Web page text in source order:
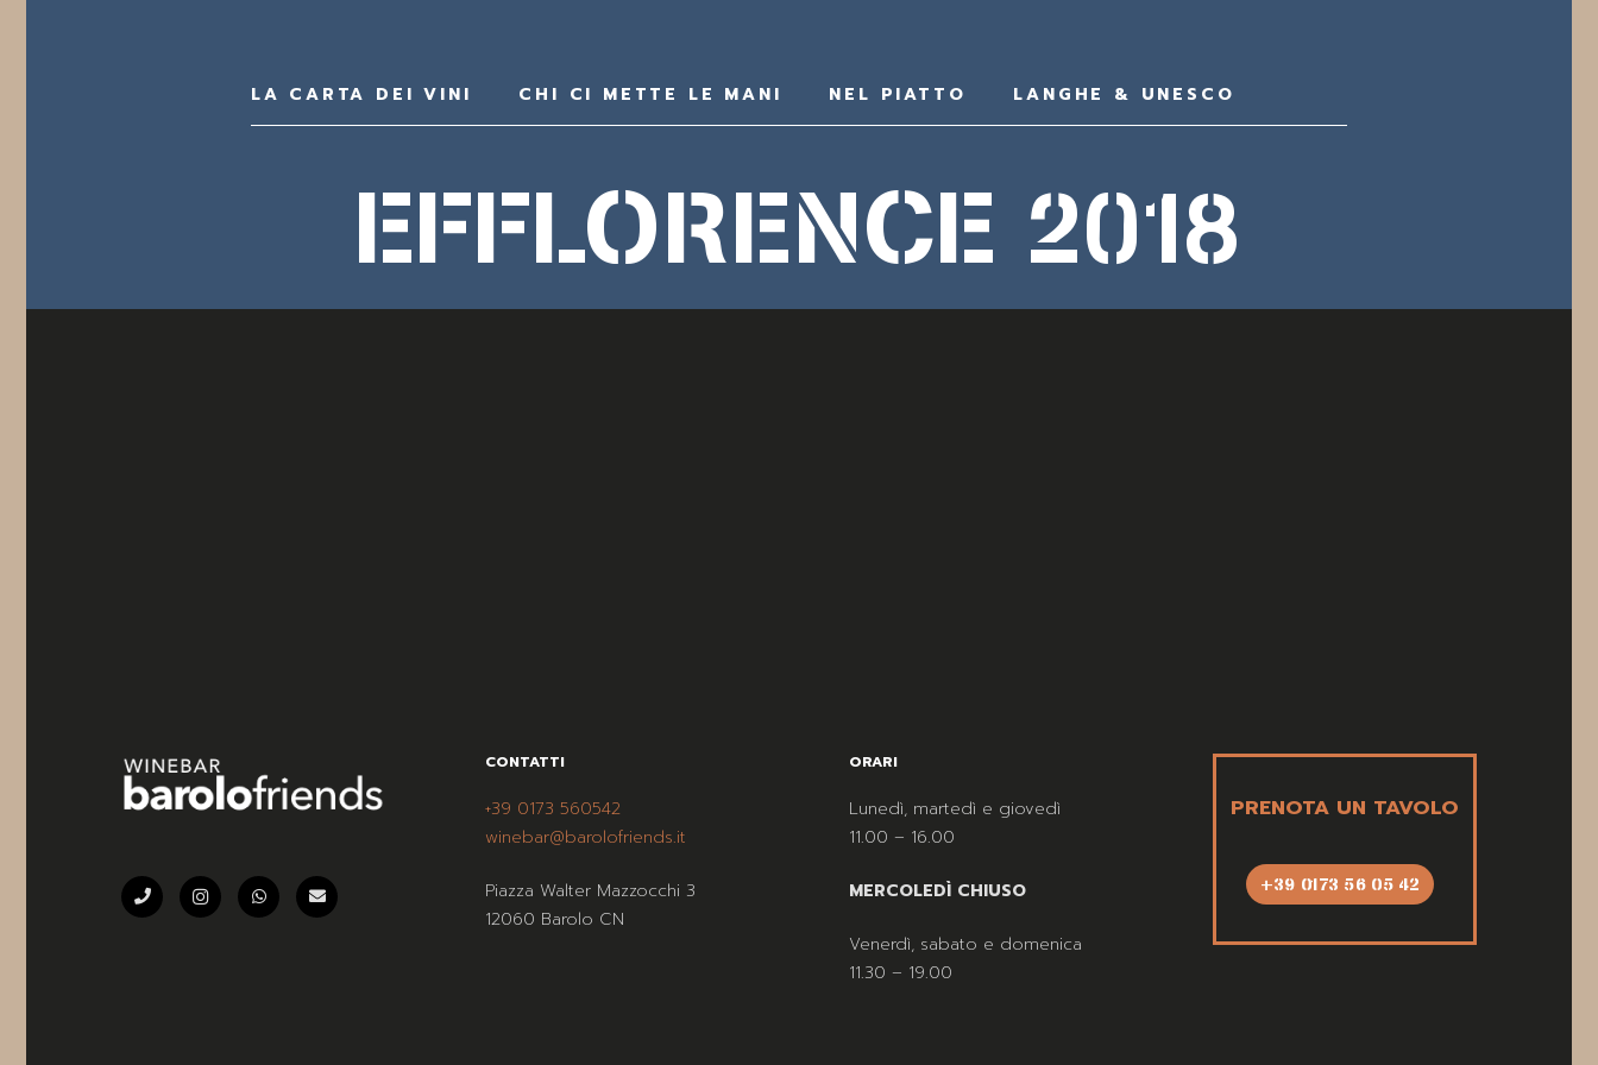
LA CARTA DEI VINI CHI CI METTE LE MANI NEL PIATTO LANGHE & UNESCO
EFFLORENCE 2018
CONTATTI
+39 0173 560542
winebar@barolofriends.it
Piazza Walter Mazzocchi 3
12060 Barolo CN
ORARI
Lunedì, martedì e giovedì
11.00 – 16.00
MERCOLEDÌ CHIUSO
Venerdì, sabato e domenica
11.30 – 19.00
PRENOTA UN TAVOLO
+39 0173 56 05 42